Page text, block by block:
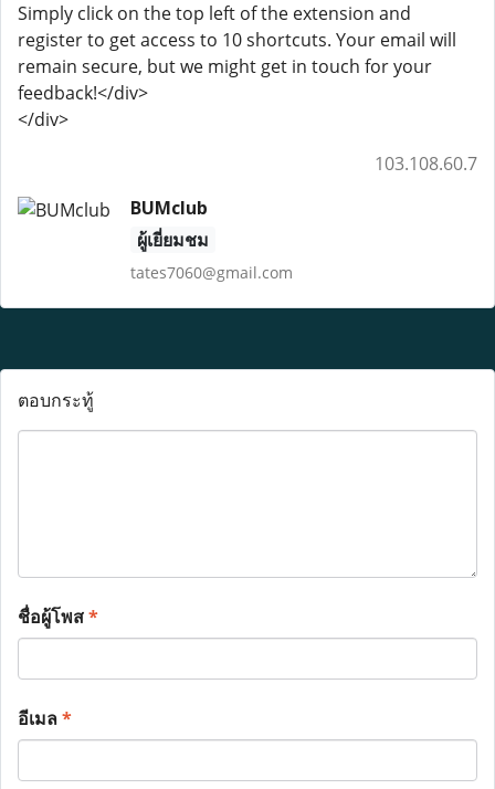
Simply click on the top left of the extension and
register to get access to 10 shortcuts. Your email will
remain secure, but we might get in touch for your
feedback!</div>
</div>
103.108.60.7
BUMclub
ผู้เยี่ยมชม
tates7060@gmail.com
ตอบกระทู้
ชื่อผู้โพส*
อีเมล*